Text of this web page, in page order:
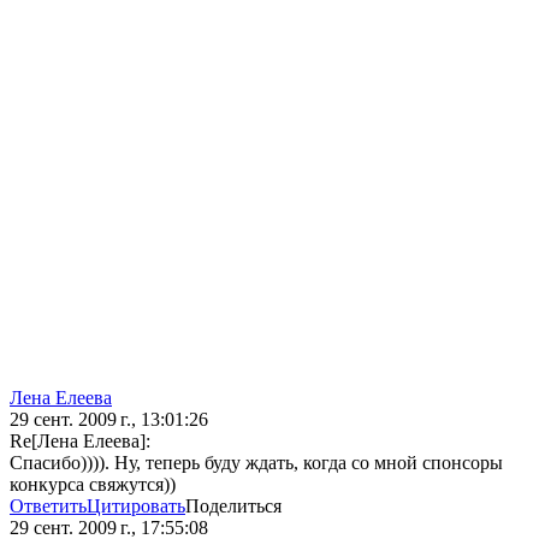
Лена Елеева
29 сент. 2009 г., 13:01:26
Re[Лена Елеева]:
Спасибо)))). Ну, теперь буду ждать, когда со мной спонсоры
конкурса свяжутся))
ОтветитьЦитироватьПоделиться
29 сент. 2009 г., 17:55:08